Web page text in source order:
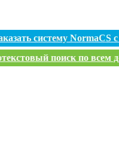
систему
поиск по всем